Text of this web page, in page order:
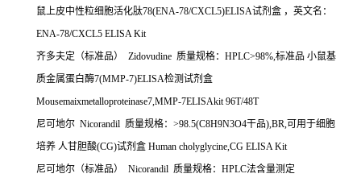
鼠上皮中性粒细胞活化肽78(ENA-78/CXCL5)ELISA试剂盒 ，英文名：
ENA-78/CXCL5 ELISA Kit
齐多夫定（标准品）
Zidovudine 质量规格： HPLC>98%,标准品 小鼠基
质金属蛋白酶7(MMP-7)ELISA检测试剂盒
Mousemaixmetalloproteinase7,MMP-7ELISAkit 96T/48T
尼可地尔 Nicorandil 质量规格： >98.5(C8H9N3O4干品),BR,可用于细胞
培养 人甘胆酸(CG)试剂盒 Human cholyglycine,CG ELISA Kit
尼可地尔（标准品）
Nicorandil 质量规格： HPLC法含量测定